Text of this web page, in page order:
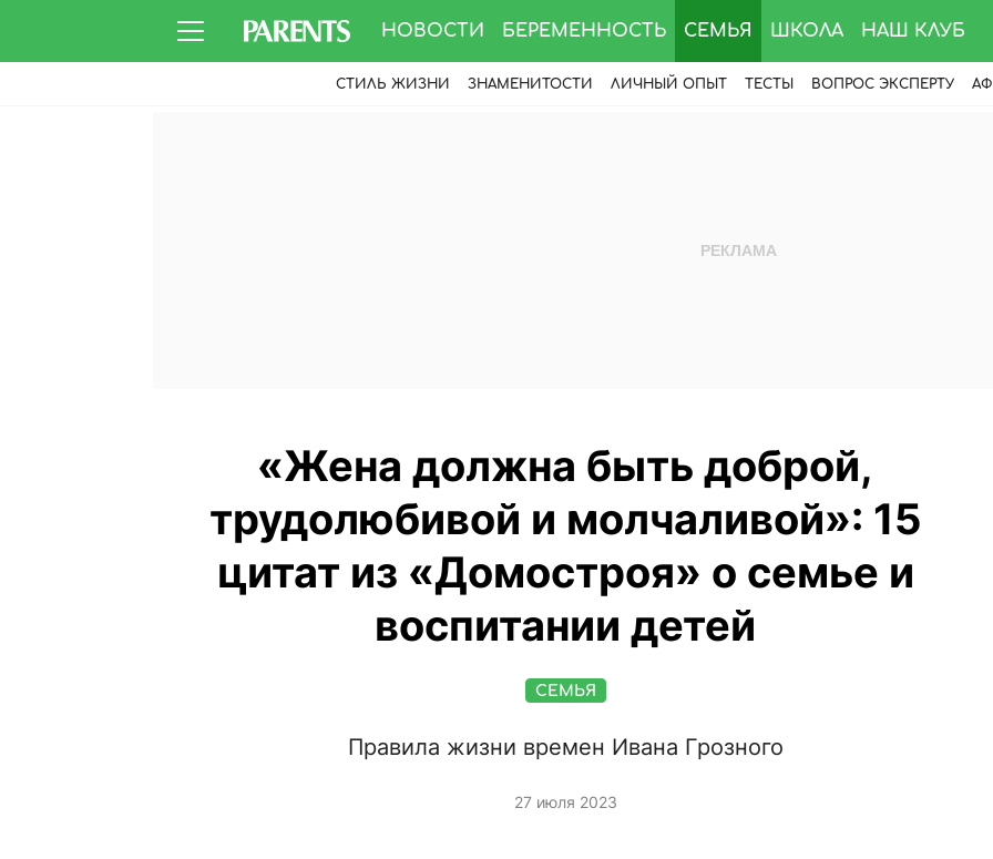
НОВОСТИ БЕРЕМЕННОСТЬ СЕМЬЯ ШКОЛА НАШ КЛУБ
СТИЛЬ ЖИЗНИ ЗНАМЕНИТОСТИ ЛИЧНЫЙ ОПЫТ ТЕСТЫ ВОПРОС ЭКСПЕРТУ
«Жена должна быть доброй,
трудолюбивой и молчаливой»: 15
цитат из «Домостроя» о семье и
воспитании детей
СЕМЬЯ
Правила жизни времен Ивана Грозного
27 июля 2023